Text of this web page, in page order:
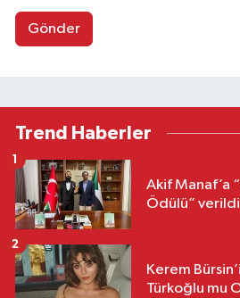
Gönder
Trend Haberler
Akif Manaf’a
Ödülü” verildi
1
Kerem
Türkoğlu mu
2